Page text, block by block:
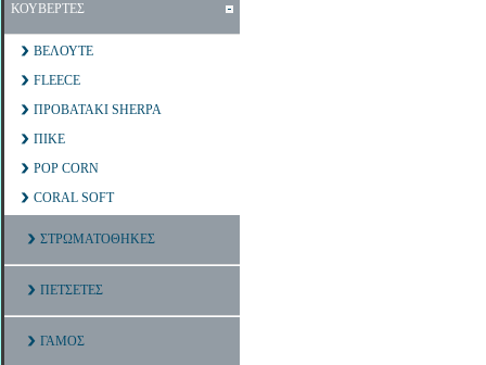
ΚΟΥΒΕΡΤΕΣ
ΒΕΛΟΥΤΕ
FLEECE
ΠΡΟΒΑΤΑΚΙ SHERPA
ΠΙΚΕ
POP CORN
CORAL SOFT
ΣΤΡΩΜΑΤΟΘΗΚΕΣ
ΠΕΤΣΕΤΕΣ
ΓΑΜΟΣ